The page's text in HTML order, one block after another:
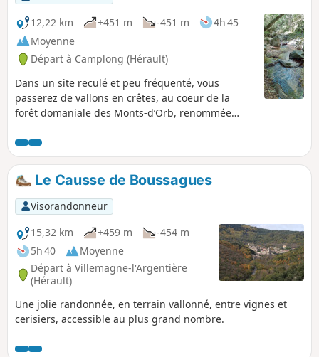
12,22 km
+451 m -451 m
4h 45
Moyenne
Départ à Camplong (Hérault)
Dans un site reculé et peu fréquenté, vous
passerez de vallons en crêtes, au coeur de la
forêt domaniale des Monts-d’Orb, renommée
Corse.
Le Causse de Boussagues
Visorandonneur
15,32 km
+459 m
-454 m
5h 40
Moyenne
Départ à Villemagne-l'Argentière
(Hérault)
Une jolie randonnée, en terrain vallonné, entre vignes et
cerisiers, accessible au plus grand nombre.